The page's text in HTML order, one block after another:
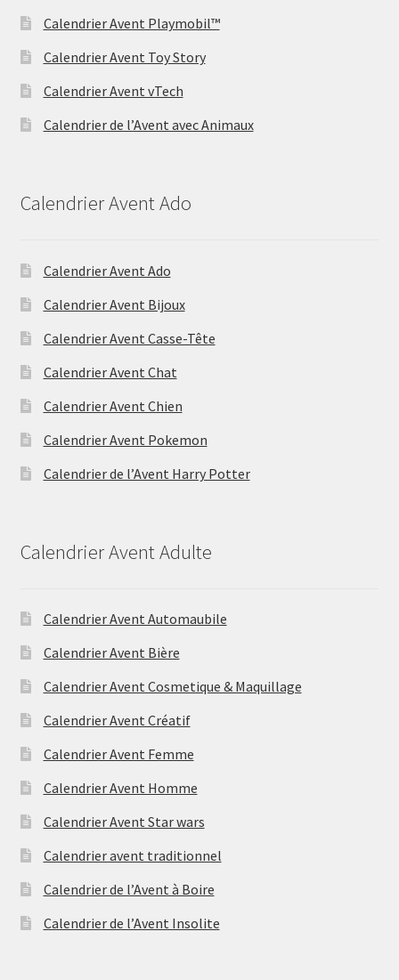
Calendrier Avent Playmobil™
Calendrier Avent Toy Story
Calendrier Avent vTech
Calendrier de l’Avent avec Animaux
Calendrier Avent Ado
Calendrier Avent Ado
Calendrier Avent Bijoux
Calendrier Avent Casse-Tête
Calendrier Avent Chat
Calendrier Avent Chien
Calendrier Avent Pokemon
Calendrier de l’Avent Harry Potter
Calendrier Avent Adulte
Calendrier Avent Automaubile
Calendrier Avent Bière
Calendrier Avent Cosmetique & Maquillage
Calendrier Avent Créatif
Calendrier Avent Femme
Calendrier Avent Homme
Calendrier Avent Star wars
Calendrier avent traditionnel
Calendrier de l’Avent à Boire
Calendrier de l’Avent Insolite